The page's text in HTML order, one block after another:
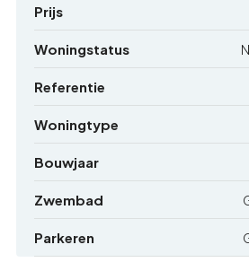
Prijs
Woningstatus
Referentie
Woningtype
Bouwjaar
Zwembad
Parkeren